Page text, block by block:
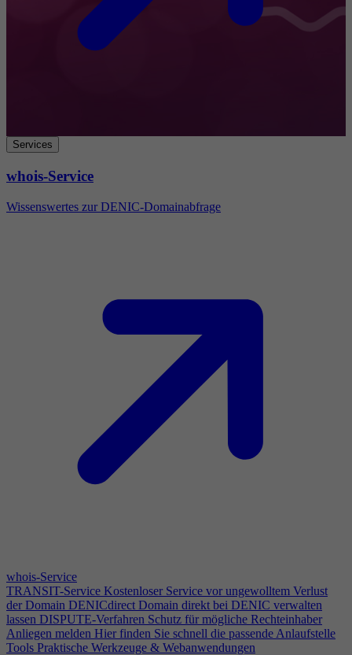
Services
whois-Service
Wissenswertes zur DENIC-Domainabfrage
whois-Service
TRANSIT-Service Kostenloser Service vor ungewolltem Verlust
der Domain DENICdirect Domain direkt bei DENIC verwalten
lassen DISPUTE-Verfahren Schutz für mögliche Rechteinhaber
Anliegen melden Hier finden Sie schnell die passende Anlaufstelle
Tools Praktische Werkzeuge & Webanwendungen